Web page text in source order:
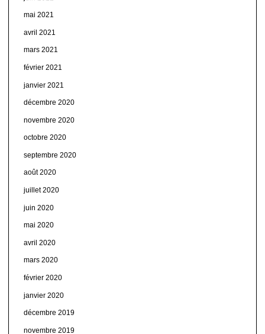
mai 2021
avril 2021
mars 2021
février 2021
janvier 2021
décembre 2020
novembre 2020
octobre 2020
septembre 2020
août 2020
juillet 2020
juin 2020
mai 2020
avril 2020
mars 2020
février 2020
janvier 2020
décembre 2019
novembre 2019